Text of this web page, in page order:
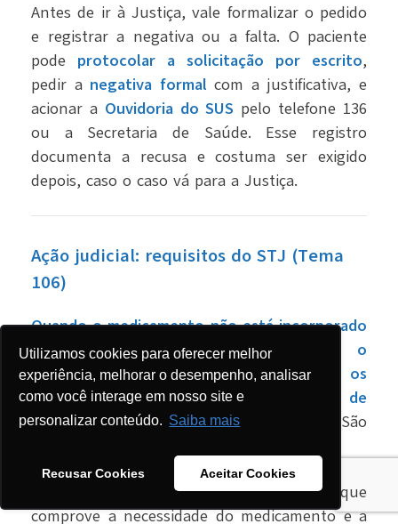
Utilizamos cookies para oferecer melhor
experiência, melhorar o desempenho, analisar
como você interage em nosso site e
personalizar conteúdo. Saiba mais
Recusar Cookies Aceitar Cookies
Antes de ir à Justiça, vale formalizar o pedido
e registrar a negativa ou a falta. O paciente
pode protocolar a solicitação por escrito,
pedir a negativa formal com a justificativa, e
acionar a Ouvidoria do SUS pelo telefone 136
ou a Secretaria de Saúde. Esse registro
documenta a recusa e costuma ser exigido
depois, caso o caso vá para a Justiça.
Ação judicial: requisitos do STJ (Tema
106)
Quando o medicamento não está incorporado
ao SUS, a Justiça pode determinar o
fornecimento, desde que cumpridos os
requisitos fixados pelo Superior Tribunal de
Justiça no Tema 106 (REsp 1.657.156).
São
Laudo médico fundamentadoque
comprove a necessidade do medicamento e a